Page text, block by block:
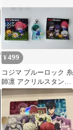
¥499
コジマ ブルーロック 糸
師凛 アクリルスタンド
ステッカー セット